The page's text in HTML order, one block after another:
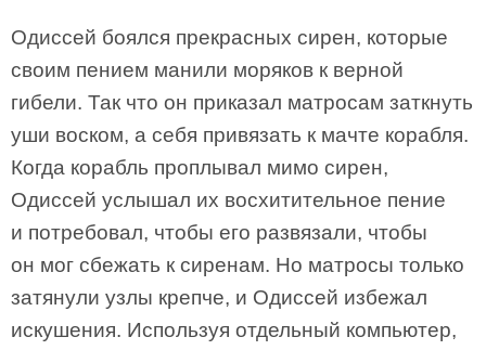
Одиссей боялся прекрасных сирен, которые
своим пением манили моряков к верной
гибели. Так что он приказал матросам заткнуть
уши воском, а себя привязать к мачте корабля.
Когда корабль проплывал мимо сирен,
Одиссей услышал их восхитительное пение
и потребовал, чтобы его развязали, чтобы
он мог сбежать к сиренам. Но матросы только
затянули узлы крепче, и Одиссей избежал
искушения. Используя отдельный компьютер,